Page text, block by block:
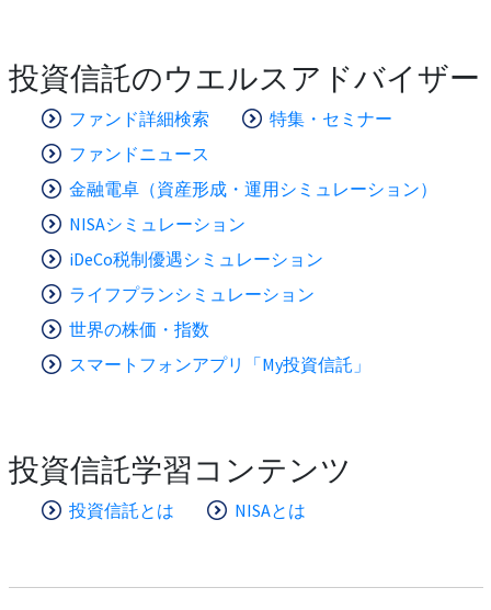
投資信託のウエルスアドバイザー
ファンド詳細検索
特集・セミナー
ファンドニュース
金融電卓（資産形成・運用シミュレーション）
NISAシミュレーション
iDeCo税制優遇シミュレーション
ライフプランシミュレーション
世界の株価・指数
スマートフォンアプリ「My投資信託」
投資信託学習コンテンツ
投資信託とは NISAとは